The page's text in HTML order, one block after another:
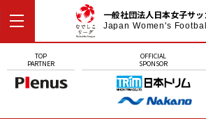
一般社団法人日本女子サ
Japan Women's
TOP
PARTNER
OFFICIAL
SPONSOR